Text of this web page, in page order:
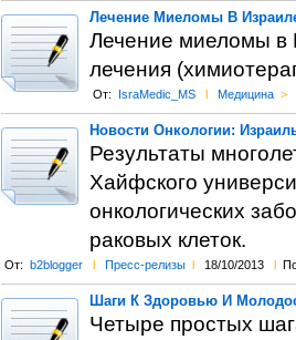
Лечение Миеломы В
Лечение миеломы в
лечения
От: IsraMedic_MS l Медицина >
Новости Онкологии:
Результаты
Хайфского
онкологических
раковых клеток.
От: b2blogger l Пресс-релизы l 18/10/2013 l
Шаги К Здоровью И
Четыре простых